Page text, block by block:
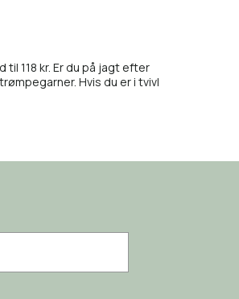
118 kr. Er du på jagt efter
Hvis du er i tvivl